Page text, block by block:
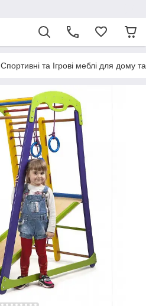
Спортивні та Ігрові меблі для дому